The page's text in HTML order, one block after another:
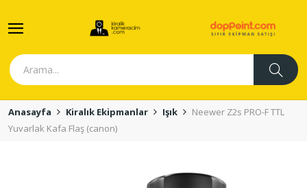
Anasayfa Kiralık Ekipmanlar Işık
Neewer Z2s PRO-F TTL
Yuvarlak Kafa Flaş (canon)